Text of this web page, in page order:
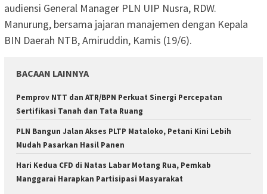
audiensi General Manager PLN UIP Nusra, RDW.
Manurung, bersama jajaran manajemen dengan Kepala
BIN Daerah NTB, Amiruddin, Kamis (19/6).
BACAAN LAINNYA
Pemprov NTT dan ATR/BPN Perkuat Sinergi Percepatan
Sertifikasi Tanah dan Tata Ruang
PLN Bangun Jalan Akses PLTP Mataloko, Petani Kini Lebih
Mudah Pasarkan Hasil Panen
Hari Kedua CFD di Natas Labar Motang Rua, Pemkab
Manggarai Harapkan Partisipasi Masyarakat